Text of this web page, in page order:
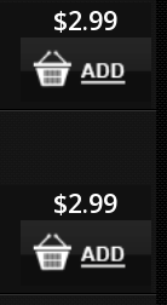
$2.99
$2.99